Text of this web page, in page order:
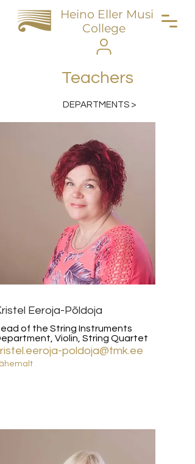
Heino Eller Music
College
Eeroja-Põldoja
of the String Instruments
Violin, String Quartet
poldoja@tmk.ee
Teachers
DEPARTMENTS >